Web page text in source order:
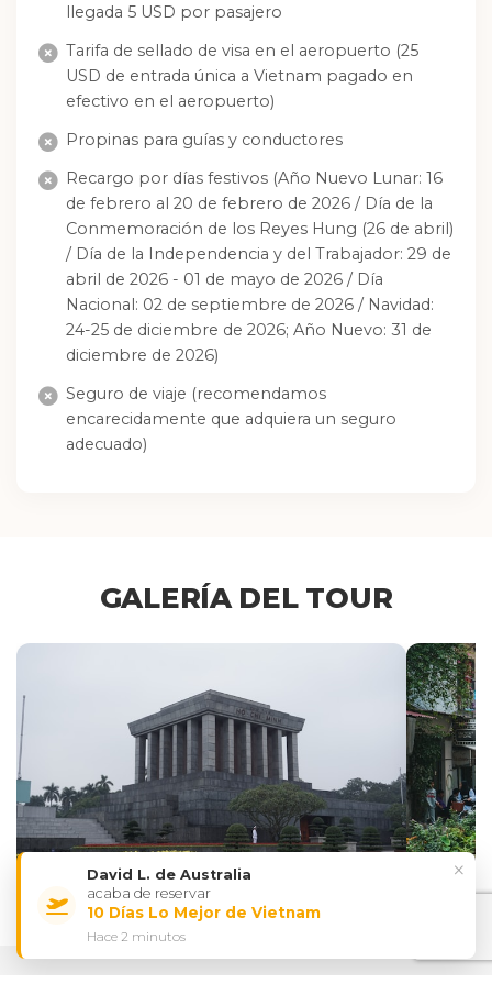
llegada 5 USD por pasajero
Tarifa de sellado de visa en el aeropuerto (25
USD de entrada única a Vietnam pagado en
efectivo en el aeropuerto)
Propinas para guías y conductores
Recargo por días festivos (Año Nuevo Lunar: 16
de febrero al 20 de febrero de 2026 / Día de la
Conmemoración de los Reyes Hung (26 de abril)
/ Día de la Independencia y del Trabajador: 29 de
abril de 2026 - 01 de mayo de 2026 / Día
Nacional: 02 de septiembre de 2026 / Navidad:
24-25 de diciembre de 2026; Año Nuevo: 31 de
diciembre de 2026)
Seguro de viaje (recomendamos
encarecidamente que adquiera un seguro
adecuado)
GALERÍA DEL TOUR